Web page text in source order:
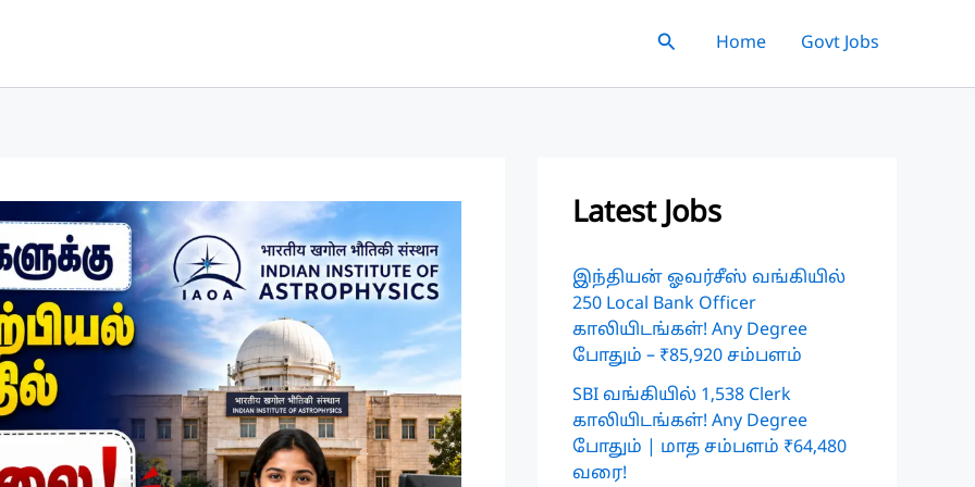
SearchHome Govt Jobs
Latest Jobs
இந்தியன் ஓவர்சீஸ் வங்கியில்
250 Local Bank Officer
காலியிடங்கள்! Any Degree
போதும் – ₹85,920 சம்பளம்
SBI வங்கியில் 1,538 Clerk
காலியிடங்கள்! Any Degree
போதும் | மாத சம்பளம் ₹64,480
வரை!